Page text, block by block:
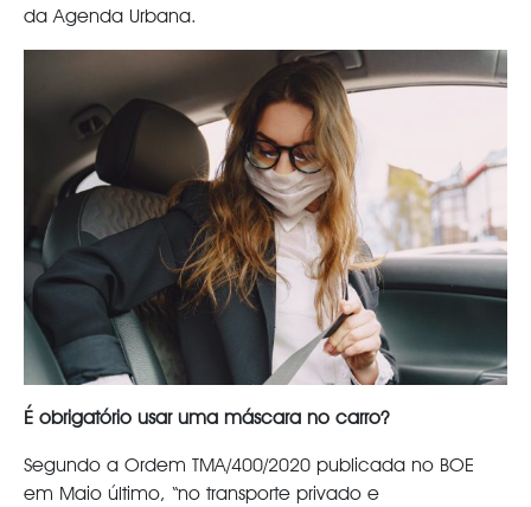
da Agenda Urbana.
É obrigatório usar uma máscara no carro?
Segundo a Ordem TMA/400/2020 publicada no BOE
em Maio último, “no transporte privado e